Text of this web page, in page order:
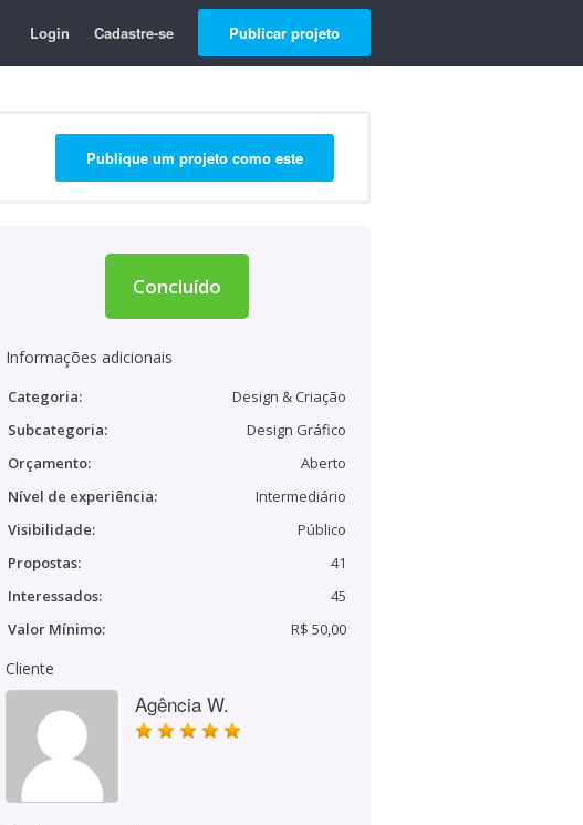
Login Cadastre-se Publicar projeto
Publique um projeto como este
Concluído
Informações adicionais
Categoria:
Design & Criação
Subcategoria:
Design Gráfico
Orçamento:
Aberto
Nível de experiência:
Intermediário
Visibilidade:
Público
Propostas:
41
Interessados:
45
Valor Mínimo:
R$ 50,00
Cliente
Agência W.